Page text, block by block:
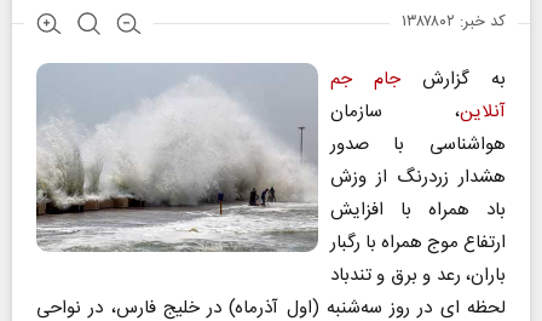
کد خبر: ۱۳۸۷۸۰۲
به گزارشجام جم
آنلاین، سازمان
هواشناسی با صدور
هشدار زردرنگ از وزش
باد همراه با افزایش
ارتفاع موج همراه با رگبار
باران، رعد و برق و تندباد
لحظه ای در روز سه‌شنبه (اول آذرماه) در خلیج فارس، در نواحی